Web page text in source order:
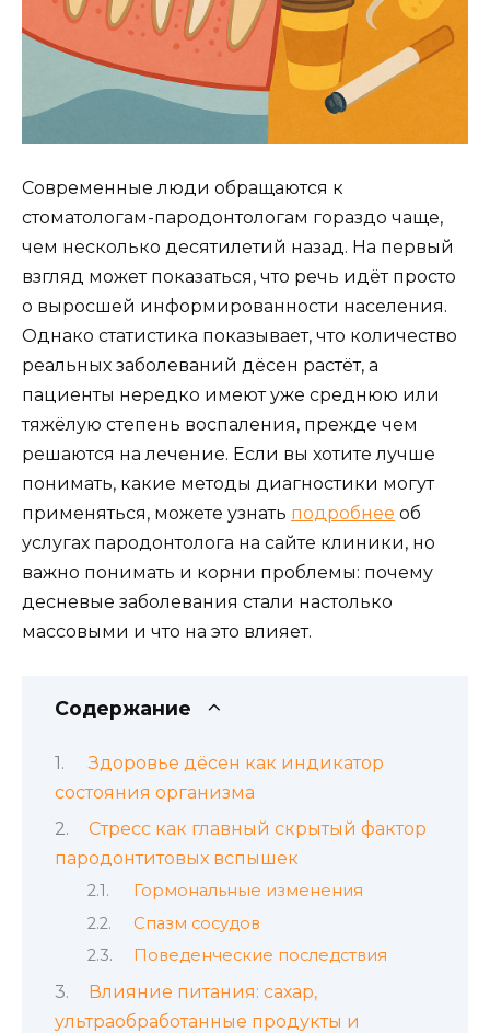
Современные люди обращаются к
стоматологам-пародонтологам гораздо чаще,
чем несколько десятилетий назад. На первый
взгляд может показаться, что речь идёт просто
о выросшей информированности населения.
Однако статистика показывает, что количество
реальных заболеваний дёсен растёт, а
пациенты нередко имеют уже среднюю или
тяжёлую степень воспаления, прежде чем
решаются на лечение. Если вы хотите лучше
понимать, какие методы диагностики могут
применяться, можете узнать подробнее об
услугах пародонтолога на сайте клиники, но
важно понимать и корни проблемы: почему
десневые заболевания стали настолько
массовыми и что на это влияет.
Содержание
Здоровье дёсен как индикатор
состояния организма
Стресс как главный скрытый фактор
пародонтитовых вспышек
Гормональные изменения
Спазм сосудов
Поведенческие последствия
Влияние питания: сахар,
ультраобработанные продукты и